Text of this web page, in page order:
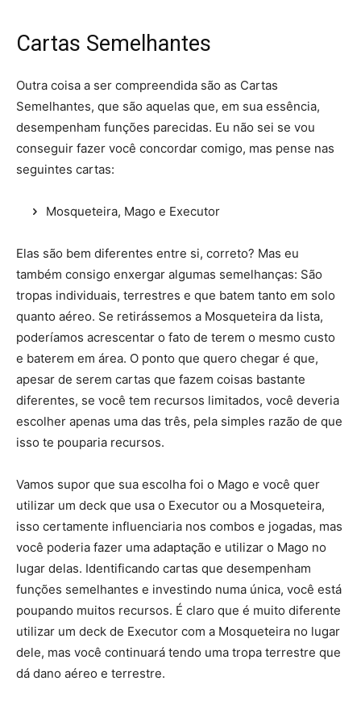
Cartas Semelhantes
Outra coisa a ser compreendida são as Cartas
Semelhantes, que são aquelas que, em sua essência,
desempenham funções parecidas. Eu não sei se vou
conseguir fazer você concordar comigo, mas pense nas
seguintes cartas:
Mosqueteira, Mago e Executor
Elas são bem diferentes entre si, correto? Mas eu
também consigo enxergar algumas semelhanças: São
tropas individuais, terrestres e que batem tanto em solo
quanto aéreo. Se retirássemos a Mosqueteira da lista,
poderíamos acrescentar o fato de terem o mesmo custo
e baterem em área. O ponto que quero chegar é que,
apesar de serem cartas que fazem coisas bastante
diferentes, se você tem recursos limitados, você deveria
escolher apenas uma das três, pela simples razão de que
isso te pouparia recursos.
Vamos supor que sua escolha foi o Mago e você quer
utilizar um deck que usa o Executor ou a Mosqueteira,
isso certamente influenciaria nos combos e jogadas, mas
você poderia fazer uma adaptação e utilizar o Mago no
lugar delas. Identificando cartas que desempenham
funções semelhantes e investindo numa única, você está
poupando muitos recursos. É claro que é muito diferente
utilizar um deck de Executor com a Mosqueteira no lugar
dele, mas você continuará tendo uma tropa terrestre que
dá dano aéreo e terrestre.